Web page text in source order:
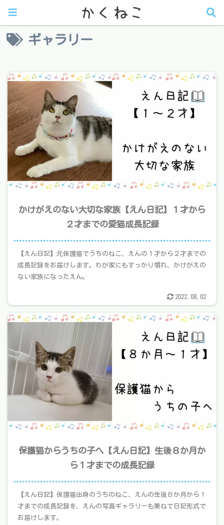
ギャラリー
かけがえのない大切な家族【えん日記】１才から
２才までの愛猫成長記録
【えん日記】元保護猫でうちのねこ、えんの１才から２才までの
成長記録をお届けします。わが家にもすっかり慣れ、かけがえの
ない家族になったえん。
2022.08.02
保護猫からうちの子へ【えん日記】生後８か月か
ら１才までの成長記録
【えん日記】保護猫出身のうちのねこ、えんの生後８か月から１
才までの成長記録を、えんの写真ギャラリーも兼ねて日記形式で
お届けします。